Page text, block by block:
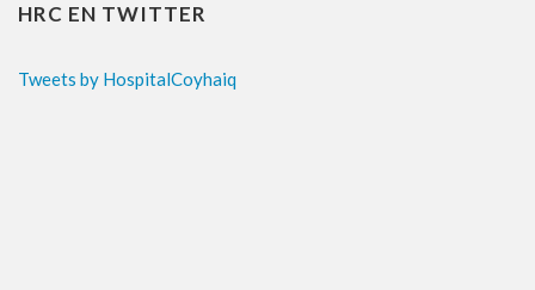
HRC EN TWITTER
Tweets by HospitalCoyhaiq